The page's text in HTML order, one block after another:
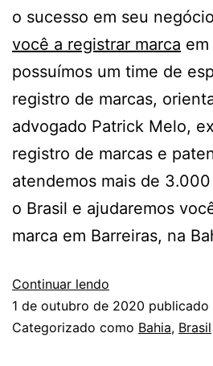
o sucesso em seu
você a registrar marca em
possuímos um time de
registro de marcas,
advogado Patrick Melo,
registro de marcas e
atendemos mais de
o Brasil e ajudaremos
marca em Barreiras, na
Continuar lendo
1 de outubro de 2020 publicado
Categorizado como Bahia, Brasil